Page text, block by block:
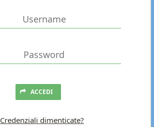
ACCEDI
Credenziali dimenticate?